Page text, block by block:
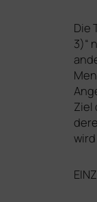
Die
3)“
Ziel